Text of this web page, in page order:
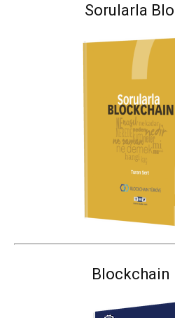
Sorularla
Blockchain